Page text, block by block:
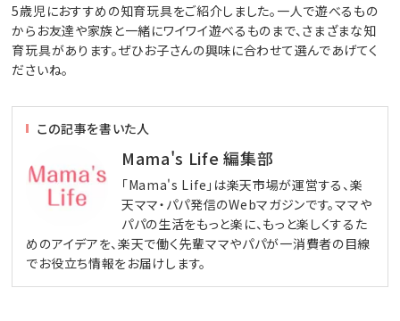
5歳児におすすめの知育玩具をご紹介しました。一人で遊べるもの
からお友達や家族と一緒にワイワイ遊べるものまで、さまざまな知
育玩具があります。ぜひお子さんの興味に合わせて選んであげてく
ださいね。
この記事を書いた人
Mama's Life 編集部
「Mama's Life」は楽天市場が運営する、楽
天ママ・パパ発信のWebマガジンです。ママや
パパの生活をもっと楽に、もっと楽しくするた
めのアイデアを、楽天で働く先輩ママやパパが一消費者の目線
でお役立ち情報をお届けします。